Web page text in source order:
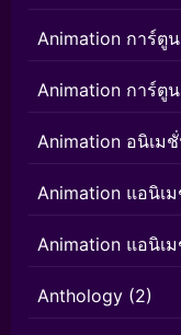
Animation การ์ตูน
Animation การ์ตูน
Animation อนิเม
Animation แอนิเ
Animation แอนิเ
Anthology (2)